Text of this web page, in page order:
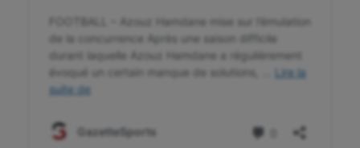
Sport santé
Sport-entreprise
Sport-santé